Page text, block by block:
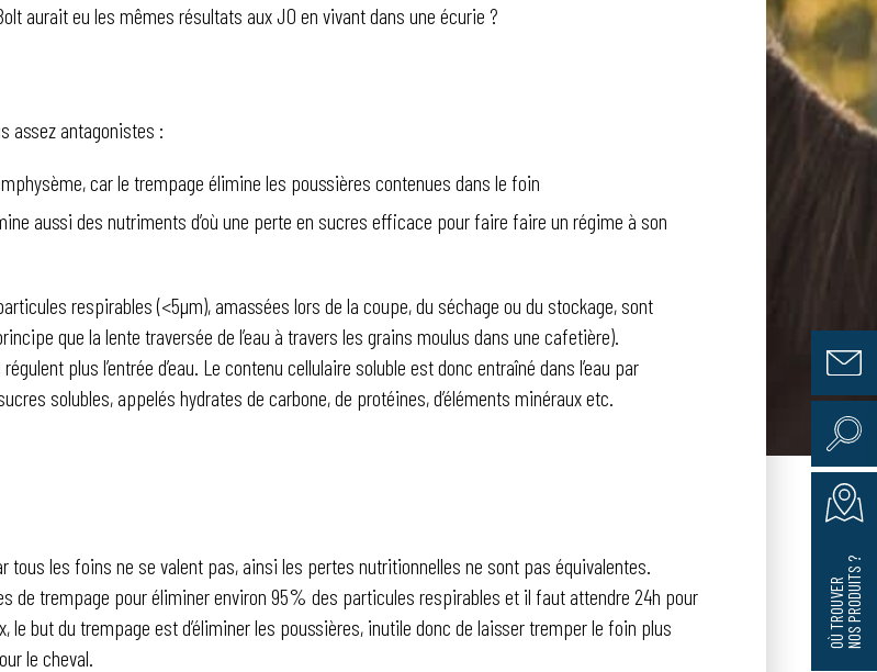
O
Ù
T
R
O
U
V
E
R
N
O
S
P
R
O
D
U
I
T
S?
aurait eu les mêmes résultats aux JO en vivant dans une écurie ?
assez antagonistes :
car le trempage élimine les poussières contenues dans le foin
aussi des nutriments d’où une perte en sucres efficace pour faire faire un régime à son
respirables (<5µm), amassées lors de la coupe, du séchage ou du stockage, sont
que la lente traversée de l’eau à travers les grains moulus dans une cafetière).
plus l’entrée d’eau. Le contenu cellulaire soluble est donc entraîné dans l’eau par
solubles, appelés hydrates de carbone, de protéines, d’éléments minéraux etc.
les foins ne se valent pas, ainsi les pertes nutritionnelles ne sont pas équivalentes.
de trempage pour éliminer environ 95% des particules respirables et il faut attendre 24h pour
but du trempage est d’éliminer les poussières, inutile donc de laisser tremper le foin plus
le cheval.